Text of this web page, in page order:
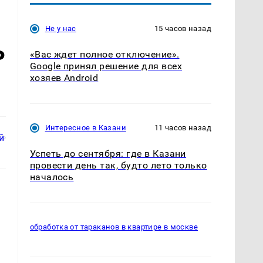
Не у нас 15 часов назад
«Вас ждет полное отключение».
Google принял решение для всех
хозяев Android
Интересное в Казани 11 часов назад
Успеть до сентября: где в Казани
провести день так, будто лето только
началось
обработка от тараканов в квартире в москве